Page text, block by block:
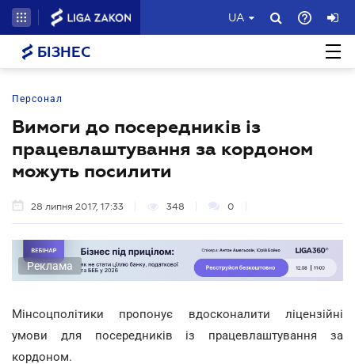
UA
БІЗНЕС
Персонал
Вимоги до посередників із
працевлаштування за кордоном
можуть посилити
28 липня 2017, 17:33 348 0
Реклама
Мінсоцполітики пропонує вдосконалити ліцензійні
умови для посередників із працевлаштування за
кордоном.